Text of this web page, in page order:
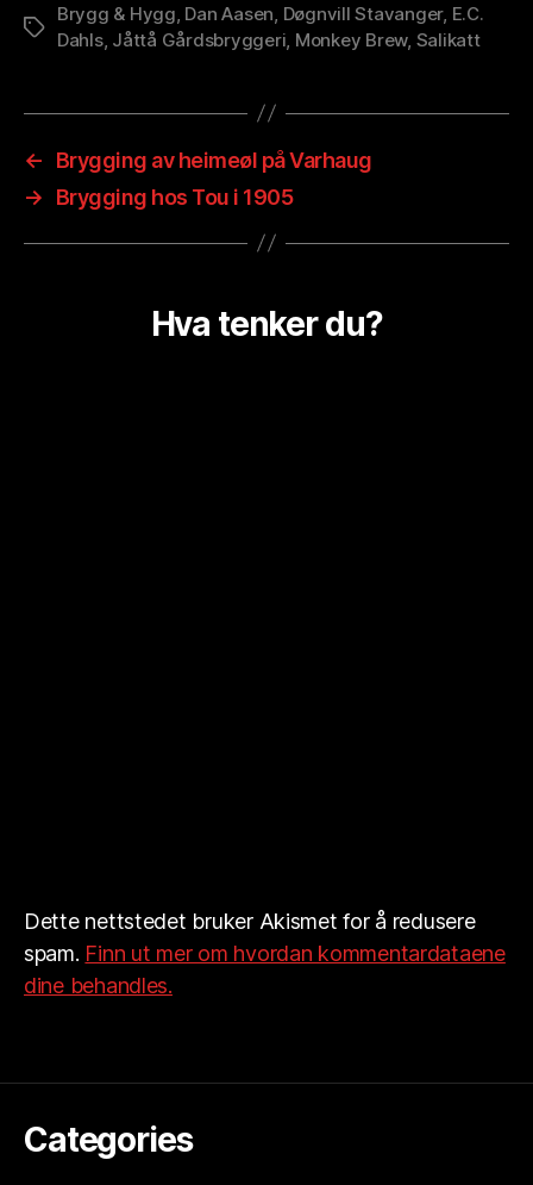
Stikkord
Brygg & Hygg Dan Aasen Døgnvill Stavanger, E.C.
Dahls, Jåttå Gårdsbryggeri Monkey Brew, Salikatt
←
Brygging av heimeøl på Varhaug
→
Brygging hos Tou i 1905
Hva tenker du?
Dette nettstedet bruker Akismet for å redusere
spam. Finn ut mer om hvordan kommentardataene
dine behandles.
Categories